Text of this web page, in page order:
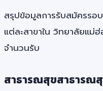
สรุปข้อมูลการรับสมัครรอ
แต่ละสาขาใน วิทยาลัยแม่
จำนวนรับ
สาธารณสุขสาธารณ